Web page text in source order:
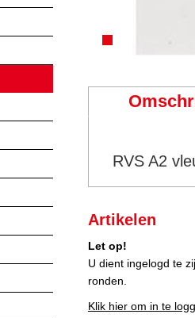
RVS A2
Artikelen
Let op!
U dient ingelogd te
ronden.
Klik hier om in te